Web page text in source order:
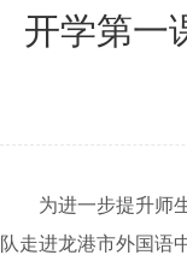
开学第一
为进一步提升师生
队走进龙港市外国语